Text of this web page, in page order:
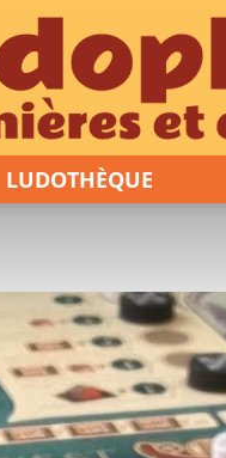
d’Asnières
LUDOTHÈQUE